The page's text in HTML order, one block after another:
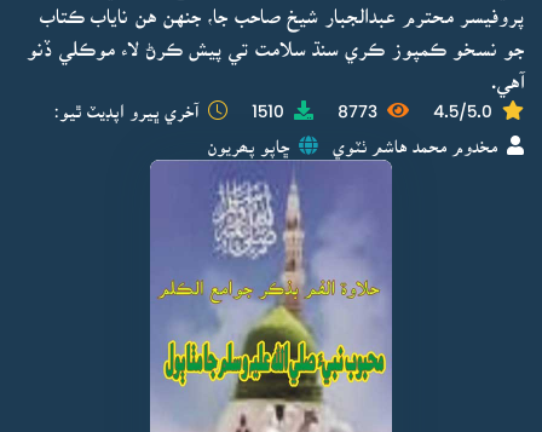
پروفيسر محترم عبدالجبار شيخ صاحب جا، جنهن هن ناياب ڪتاب
جو نسخو ڪمپوز ڪري سنڌ سلامت تي پيش ڪرڻ لاء موڪلي ڏنو
آهي.
4.5/5.0
8773
1510 آخري ڀيرو اپڊيٽ ٿيو:
مخدوم محمد هاشم ٺٽوي ڇاپو پھريون